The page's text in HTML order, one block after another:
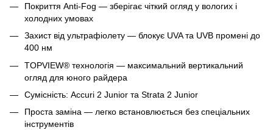
Покриття Anti-Fog — зберігає чіткий огляд у вологих і
холодних умовах
Захист від ультрафіолету — блокує UVA та UVB промені до
400 нм
TOPVIEW® технологія — максимальний вертикальний
огляд для юного райдера
Сумісність: Accuri 2 Junior та Strata 2 Junior
Проста заміна — легко встановлюється без спеціальних
інструментів